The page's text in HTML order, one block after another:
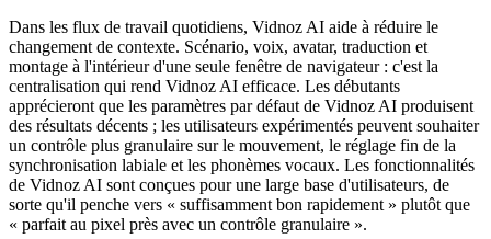
Dans les flux de travail quotidiens, Vidnoz AI aide à réduire le
changement de contexte. Scénario, voix, avatar, traduction et
montage à l'intérieur d'une seule fenêtre de navigateur : c'est la
centralisation qui rend Vidnoz AI efficace. Les débutants
apprécieront que les paramètres par défaut de Vidnoz AI produisent
des résultats décents ; les utilisateurs expérimentés peuvent souhaiter
un contrôle plus granulaire sur le mouvement, le réglage fin de la
synchronisation labiale et les phonèmes vocaux. Les fonctionnalités
de Vidnoz AI sont conçues pour une large base d'utilisateurs, de
sorte qu'il penche vers « suffisamment bon rapidement » plutôt que
« parfait au pixel près avec un contrôle granulaire ».